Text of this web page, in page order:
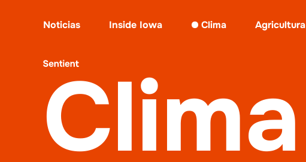
Clima
Noticias Inside Iowa Clima Agricultura